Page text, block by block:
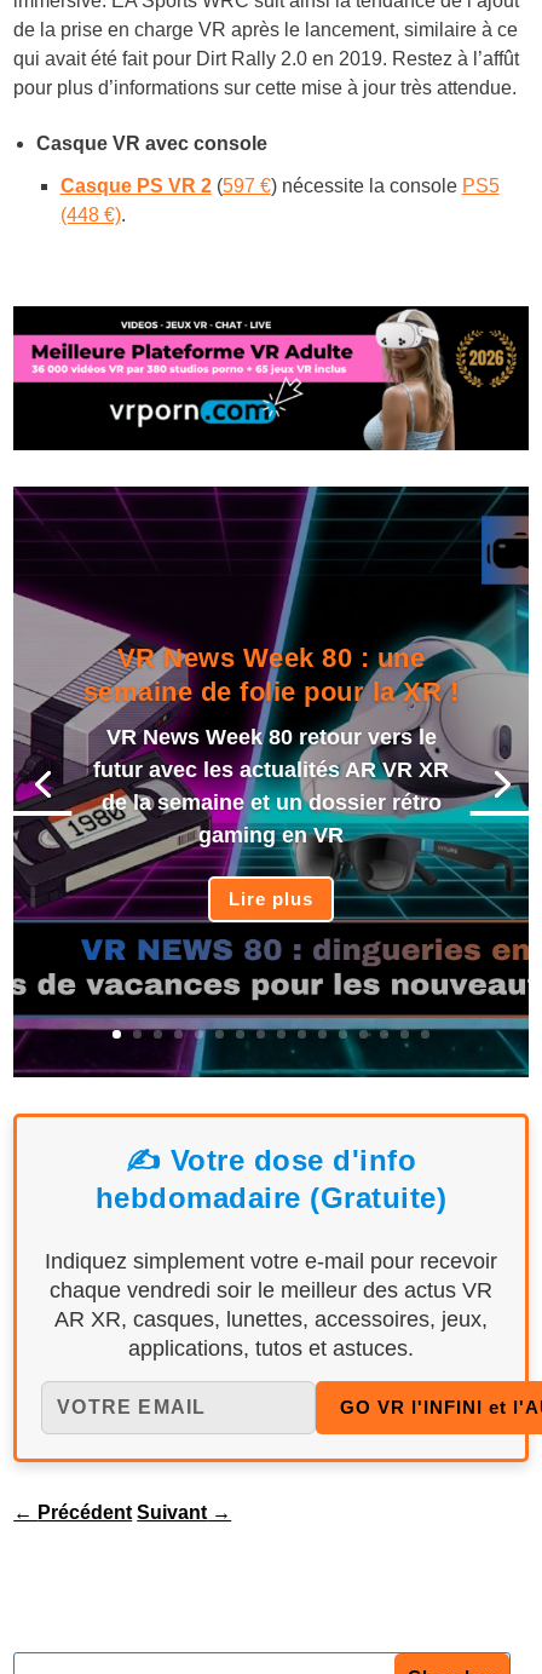
de la prise en charge VR après le lancement, similaire à ce
qui avait été fait pour Dirt Rally 2.0 en 2019. Restez à l’affût
pour plus d’informations sur cette mise à jour très attendue.
Casque VR avec console
Casque PS VR 2(597 €) nécessite la console PS5
(448 €).
VR News Week 80 : une
semaine de folie pour la XR !
VR News Week 80 retour vers le
futur avec les actualités AR VR XR
de la semaine et un dossier rétro
gaming en VR
Lire plus
✍️ Votre dose d'info
hebdomadaire (Gratuite)
Indiquez simplement votre e-mail pour recevoir
chaque vendredi soir le meilleur des actus VR
AR XR, casques, lunettes, accessoires, jeux,
applications, tutos et astuces.
← Précédent Suivant →